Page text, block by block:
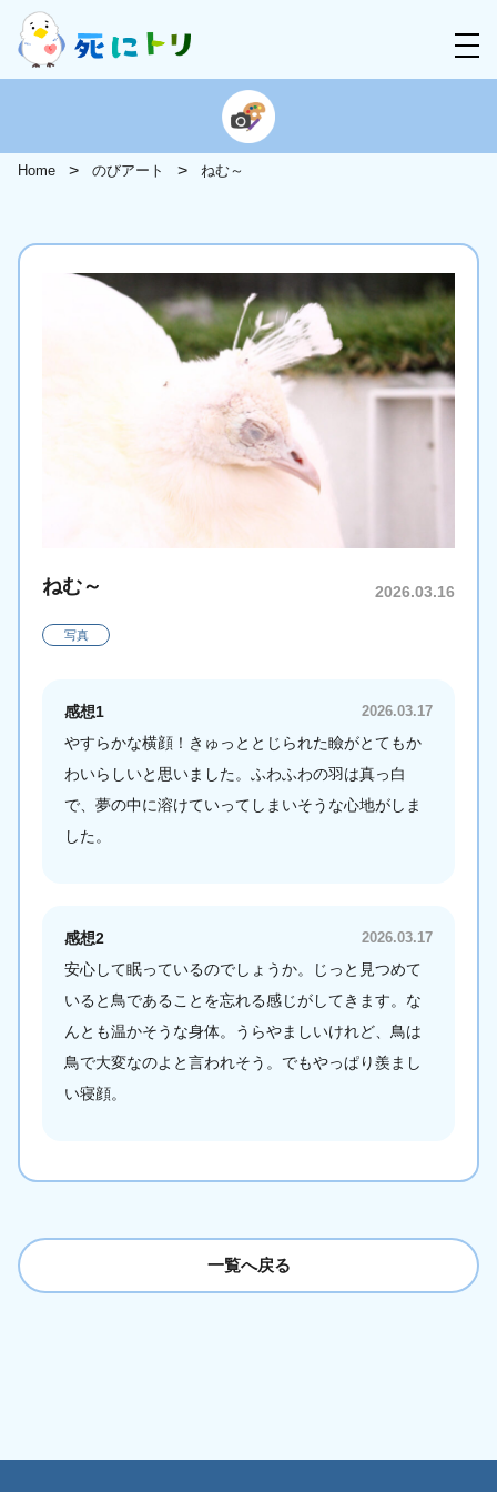
Home のびアート ねむ～
ねむ～ 2026.03.16
写真
感想1 2026.03.17
やすらかな横顔！きゅっととじられた瞼がとてもか
わいらしいと思いました。ふわふわの羽は真っ白
で、夢の中に溶けていってしまいそうな心地がしま
した。
感想2 2026.03.17
安心して眠っているのでしょうか。じっと見つめて
いると鳥であることを忘れる感じがしてきます。な
んとも温かそうな身体。うらやましいけれど、鳥は
鳥で大変なのよと言われそう。でもやっぱり羨まし
い寝顔。
一覧へ戻る